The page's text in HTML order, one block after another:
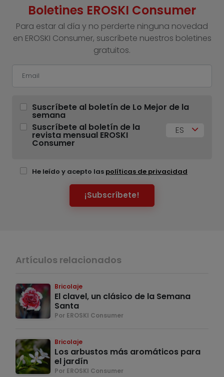
Boletines EROSKI Consumer
Para estar al día y no perderte ninguna novedad
en EROSKI Consumer, suscríbete nuestros boletines
gratuitos.
Suscríbete al boletín de Lo Mejor de la
semana
Suscríbete al boletín de la
revista mensual EROSKI
Consumer
ES
He leído y acepto las políticas de privacidad
¡Subscríbete!
Artículos relacionados
Bricolaje
El clavel, un clásico de la Semana
Santa
Por EROSKI Consumer
Bricolaje
Los arbustos más aromáticos para
el jardín
Por EROSKI Consumer